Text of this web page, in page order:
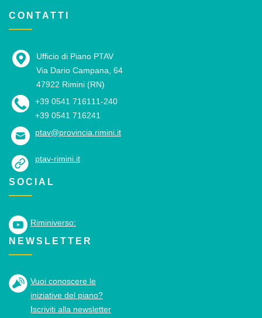
CONTATTI
Ufficio di Piano PTAV
Via Dario Campana, 64
47922 Rimini (RN)
+39 0541 716111-240
+39 0541 716241
ptav@provincia.rimini.it
ptav-rimini.it
SOCIAL
Riminiverso:
NEWSLETTER
Vuoi conoscere le
iniziative del piano?
Iscriviti alla newsletter